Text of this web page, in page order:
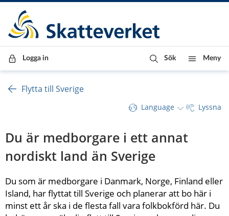
Till innehåll
Till navigationen
Till chattrobot
Logga in Sök Meny
Flytta till Sverige
Language Lyssna
Du är medborgare i ett annat
nordiskt land än Sverige
Du som är medborgare i Danmark, Norge, Finland eller
Island, har flyttat till Sverige och planerar att bo här i
minst ett år ska i de flesta fall vara folkbokförd här. Du